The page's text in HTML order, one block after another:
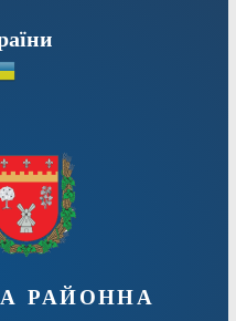
районна